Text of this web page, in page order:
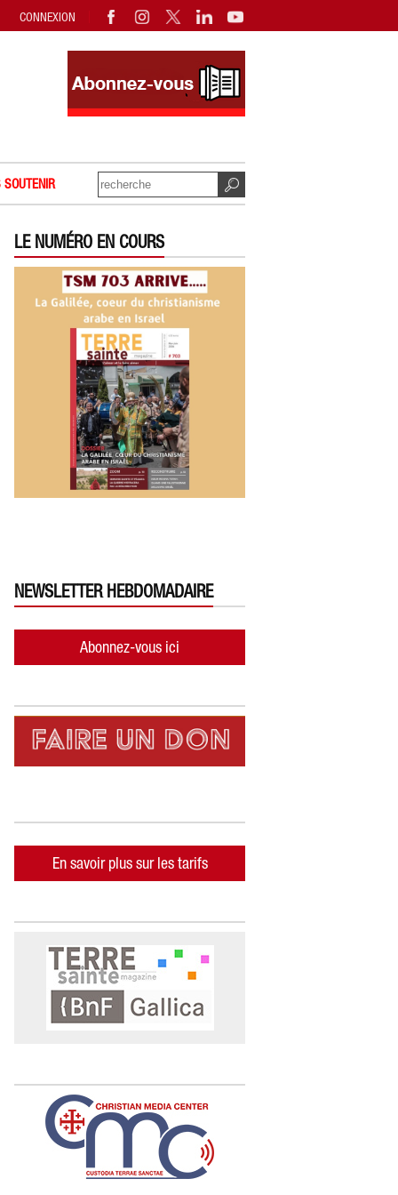
SOUTENIR
LE NUMÉRO EN COURS
NEWSLETTER HEBDOMADAIRE
Abonnez-vous ici
En savoir plus sur les tarifs
CONNEXION